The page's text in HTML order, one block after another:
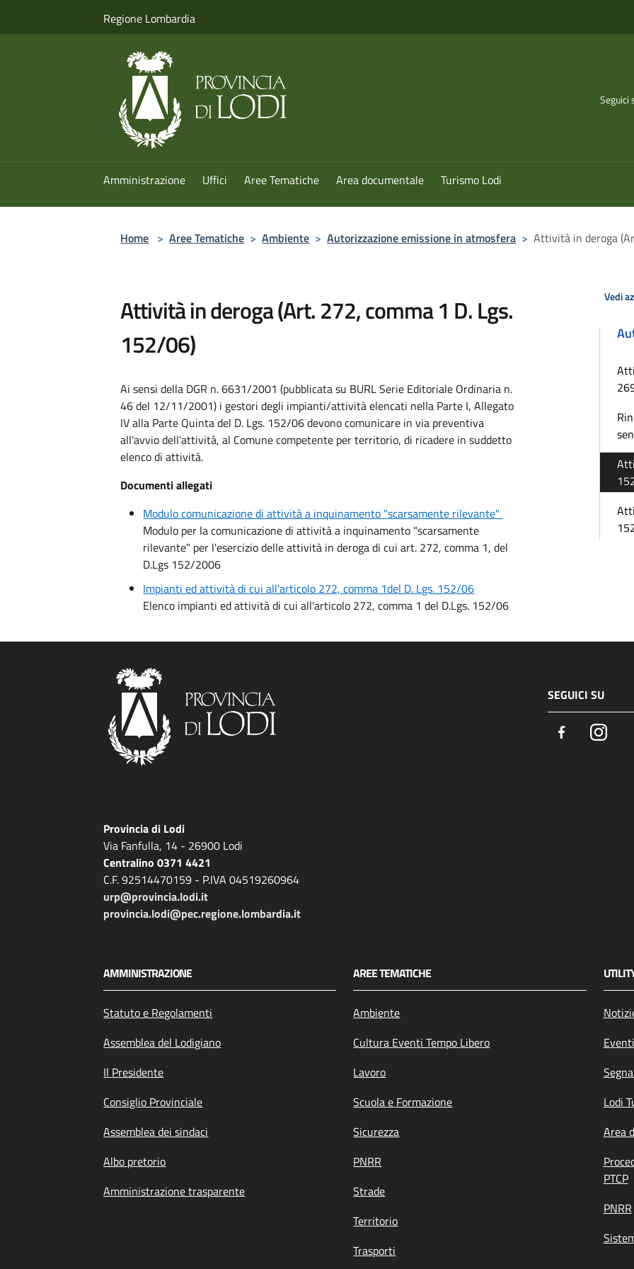
Regione Lombardia
Seguici
Amministrazione Uffici Aree Tematiche Area documentale Turismo Lodi
Home > Aree Tematiche > Ambiente > Autorizzazione emissione in atmosfera > Attività in deroga
Attività in deroga (Art. 272, comma 1 D. Lgs.
152/06)
Ai sensi della DGR n. 6631/2001 (pubblicata su BURL Serie Editoriale Ordinaria n.
46 del 12/11/2001) i gestori degli impianti/attività elencati nella Parte I, Allegato
IV alla Parte Quinta del D. Lgs. 152/06 devono comunicare in via preventiva
all’avvio dell’attività, al Comune competente per territorio, di ricadere in suddetto
elenco di attività.
Documenti allegati
Modulo comunicazione di attività a inquinamento "scarsamente rilevante"
Modulo per la comunicazione di attività a inquinamento "scarsamente
rilevante" per l'esercizio delle attività in deroga di cui art. 272, comma 1, del
D.Lgs 152/2006
Impianti ed attività di cui all'articolo 272, comma 1del D. Lgs. 152/06
Elenco impianti ed attività di cui all'articolo 272, comma 1 del D.Lgs. 152/06
Vedi
SEGUICI SU
Facebook
Provincia di Lodi
Via Fanfulla, 14 - 26900 Lodi
Centralino 0371 4421
C.F. 92514470159 - P.IVA 04519260964
urp@provincia.lodi.it
provincia.lodi@pec.regione.lombardia.it
AMMINISTRAZIONE
Statuto e Regolamenti
Assemblea del Lodigiano
Il Presidente
Consiglio Provinciale
Assemblea dei sindaci
Albo pretorio
Amministrazione trasparente
AREE TEMATICHE
Ambiente
Cultura Eventi Tempo Libero
Lavoro
Scuola e Formazione
Sicurezza
PNRR
Strade
Territorio
Trasporti
Eventi
Lodi
Area
PTCP
PNRR